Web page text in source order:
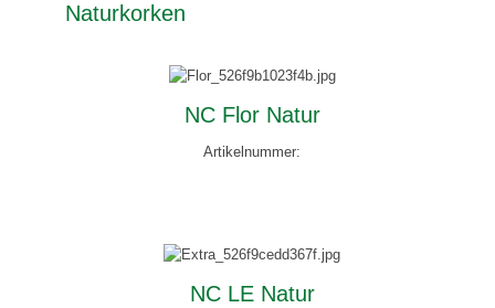
Naturkorken
NC Flor Natur
Artikelnummer:
NC LE Natur